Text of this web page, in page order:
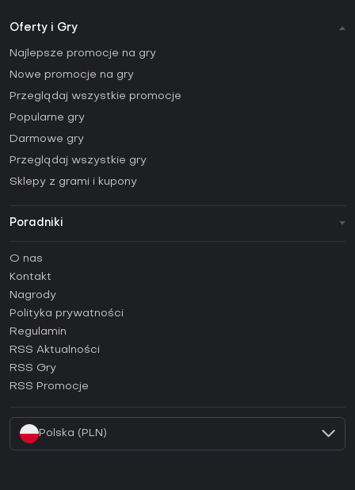
Oferty i Gry
Najlepsze promocje na gry
Nowe promocje na gry
Przeglądaj wszystkie promocje
Popularne gry
Darmowe gry
Przeglądaj wszystkie gry
Sklepy z grami i kupony
Poradniki
Poradniki
Jak aktywować klucz Steam (CD Key)?
Jak aktywować klucz Epic Games (CD Key)?
Jak aktywować klucz GOG (CD Key)?
Jak aktywować klucz Ubisoft Connect (CD Key)?
Jak aktywować klucz EA App (CD Key)?
O nas
Kontakt
Nagrody
Polityka prywatności
Regulamin
RSS Aktualności
RSS Gry
RSS Promocje
Polska (PLN)